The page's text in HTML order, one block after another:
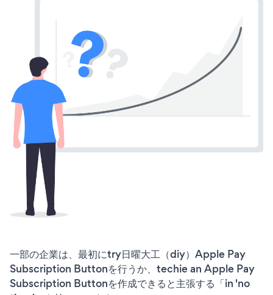
一部の企業は、最初にtry日曜大工（diy）Apple Pay
Subscription Buttonを行うか、techie an Apple Pay
Subscription Buttonを作成できると主張する「in 'no